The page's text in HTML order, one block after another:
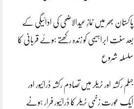
پاکستان بھر میں نمازِ عیدالاضحی کی ادائیگی کے
بعد سنتِ ابراہیمی کو زندہ رکھتے ہوئے قربانی کا
سلسلہ شروع
جہلم رکشہ اور ٹریلر میں تصادم رکشہ ڈرائیور اور
ایک عورت زخمی ٹریلر کا ڈرائیور فرار ہونے